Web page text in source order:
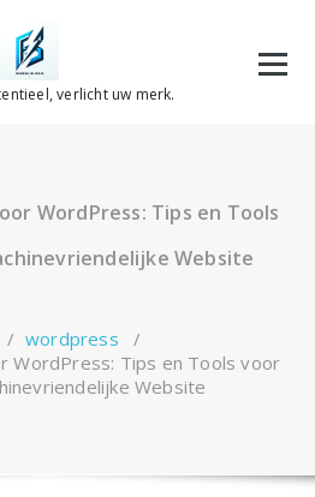
verlicht uw merk.
WordPress: Tips en Tools
Website
/ wordpress /
WordPress: Tips en Tools voor
Website